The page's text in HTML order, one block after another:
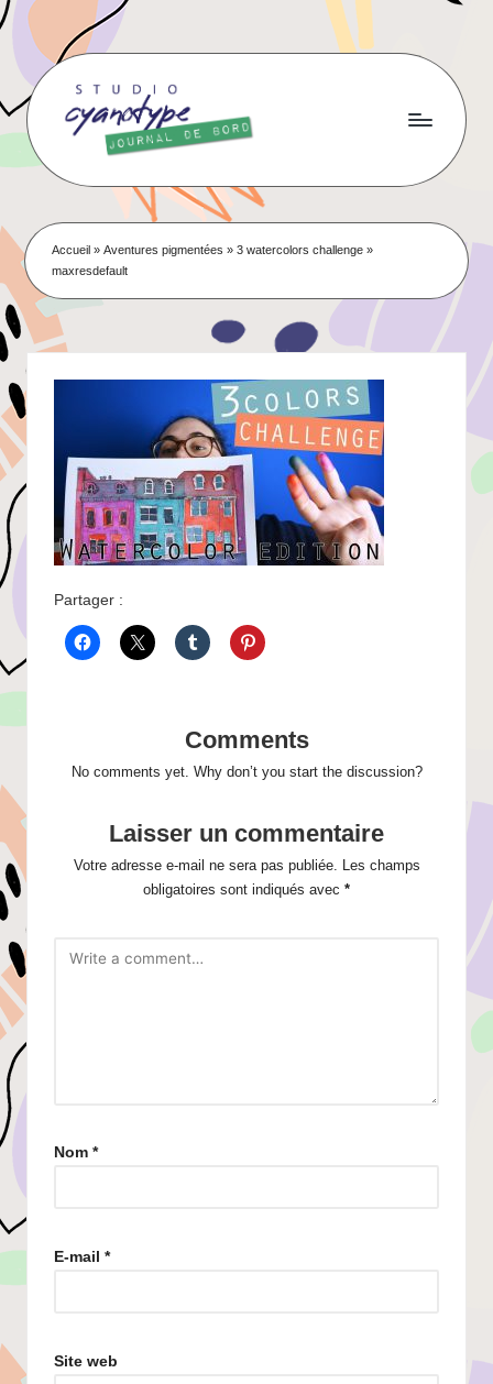
content
Accueil »Aventures pigmentées »3 watercolors challenge »
maxresdefault
Partager :
Comments
No comments yet. Why don’t you start the discussion?
Laisser un commentaire
Votre adresse e-mail ne sera pas publiée.
Les champs
obligatoires sont indiqués avec *
Nom *
E-mail *
Site web